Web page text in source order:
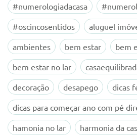
#numerologiadacasa
#oscincosentidos
aluguel
ambientes
bem estar
bem
bem estar no lar
decoração
desapego
dicas
dicas para começar ano com pé
hamonia no lar
harmonia da